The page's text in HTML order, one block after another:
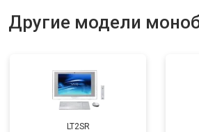
Другие модели
LT2SR